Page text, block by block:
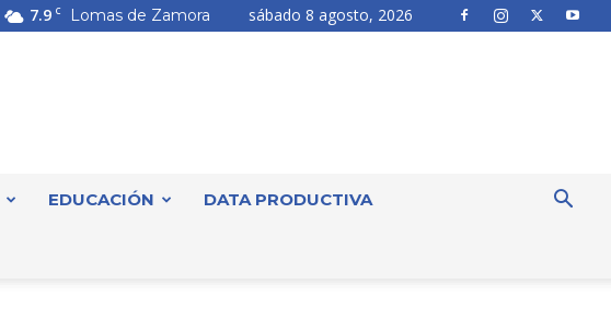
7.9 C Lomas de Zamora sábado 8 agosto, 2026
EDUCACIÓN DATA PRODUCTIVA